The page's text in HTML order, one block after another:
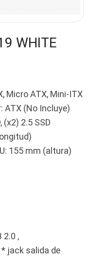
WHITE
Micro ATX, Mini-ITX
ATX (No Incluye)
(x2) 2.5 SSD
155 mm (altura)
2.0 ,
jack salida de